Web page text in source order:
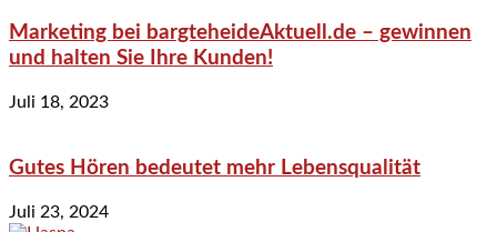
Marketing bei bargteheideAktuell.de – gewinnen
und halten Sie Ihre Kunden!
Juli 18, 2023
Gutes Hören bedeutet mehr Lebensqualität
Juli 23, 2024